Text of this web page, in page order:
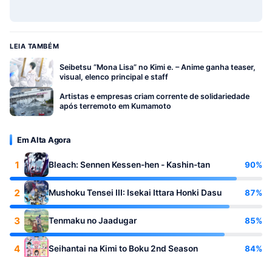
LEIA TAMBÉM
Seibetsu “Mona Lisa” no Kimi e. – Anime ganha teaser,
visual, elenco principal e staff
Artistas e empresas criam corrente de solidariedade
após terremoto em Kumamoto
Em Alta Agora
1 Bleach: Sennen Kessen-hen - Kashin-tan 90%
2 Mushoku Tensei III: Isekai Ittara Honki Dasu 87%
3 Tenmaku no Jaadugar 85%
4 Seihantai na Kimi to Boku 2nd Season 84%